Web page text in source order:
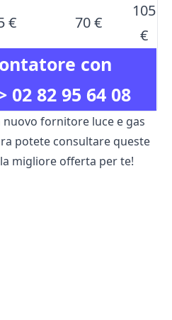
con
02 82 95 64 08
€ 70 €
105
€
nuovo fornitore luce e gas
potete consultare queste
migliore offerta per te!